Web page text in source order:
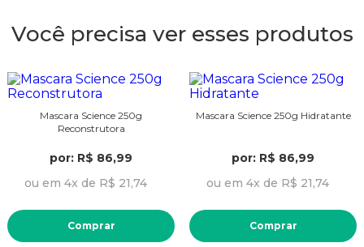
Você precisa ver esses produtos
Mascara Science 250g
Reconstrutora
por: R$ 86,99
ou em 4x de R$ 21,74
Comprar
Mascara Science 250g Hidratante
por: R$ 86,99
ou em 4x de R$ 21,74
Comprar